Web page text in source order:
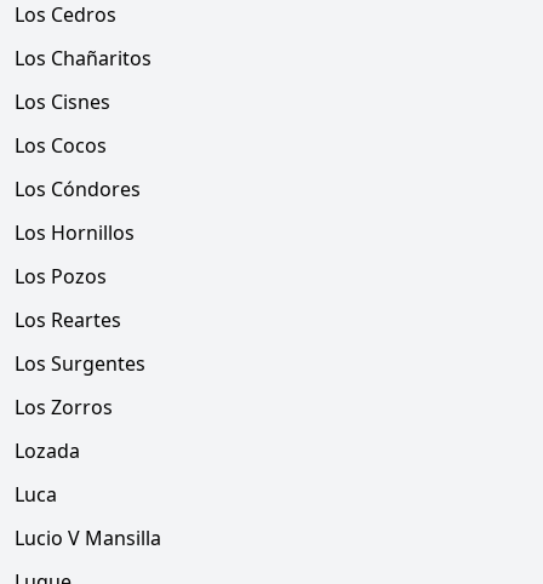
Los Cedros
Los Chañaritos
Los Cisnes
Los Cocos
Los Cóndores
Los Hornillos
Los Pozos
Los Reartes
Los Surgentes
Los Zorros
Lozada
Luca
Lucio V Mansilla